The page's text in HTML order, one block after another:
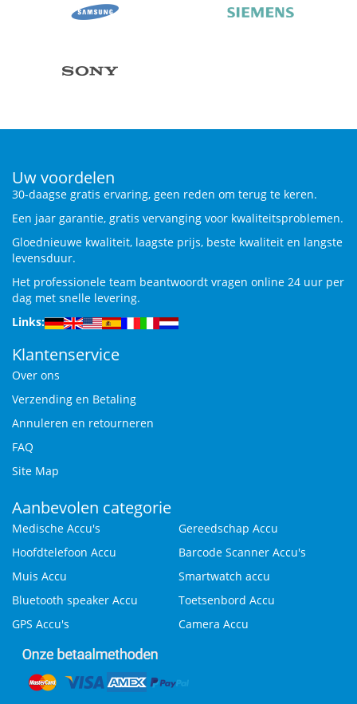
Uw voordelen
30-daagse gratis ervaring, geen reden om terug te keren.
Een jaar garantie, gratis vervanging voor kwaliteitsproblemen.
Gloednieuwe kwaliteit, laagste prijs, beste kwaliteit en langste
levensduur.
Het professionele team beantwoordt vragen online 24 uur per
dag met snelle levering.
Links:
Klantenservice
Over ons
Verzending en Betaling
Annuleren en retourneren
FAQ
Site Map
Aanbevolen categorie
Medische Accu's
Gereedschap Accu
Hoofdtelefoon Accu
Barcode Scanner Accu's
Muis Accu
Smartwatch accu
Bluetooth speaker Accu
Toetsenbord Accu
GPS Accu's
Camera Accu